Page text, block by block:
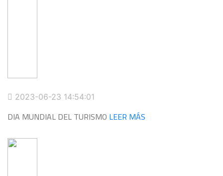
2023-06-23 14:54:01
DIA MUNDIAL DEL TURISMO LEER MÁS